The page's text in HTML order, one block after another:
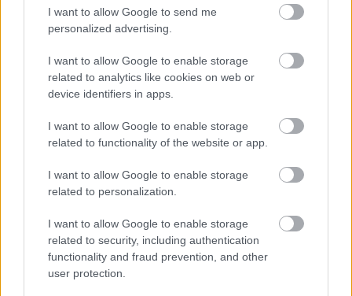
I want to allow Google to send me
personalized advertising.
I want to allow Google to enable storage
related to analytics like cookies on web or
device identifiers in apps.
I want to allow Google to enable storage
related to functionality of the website or app.
I want to allow Google to enable storage
related to personalization.
I want to allow Google to enable storage
related to security, including authentication
functionality and fraud prevention, and other
user protection.
ytterligere to norske i blant de topp fem på første dag av
finalerunden i Italia.